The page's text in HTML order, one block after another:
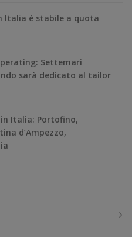
Italia è stabile a quota
Settemari
sarà dedicato al tailor
Italia: Portofino,
d’Ampezzo,